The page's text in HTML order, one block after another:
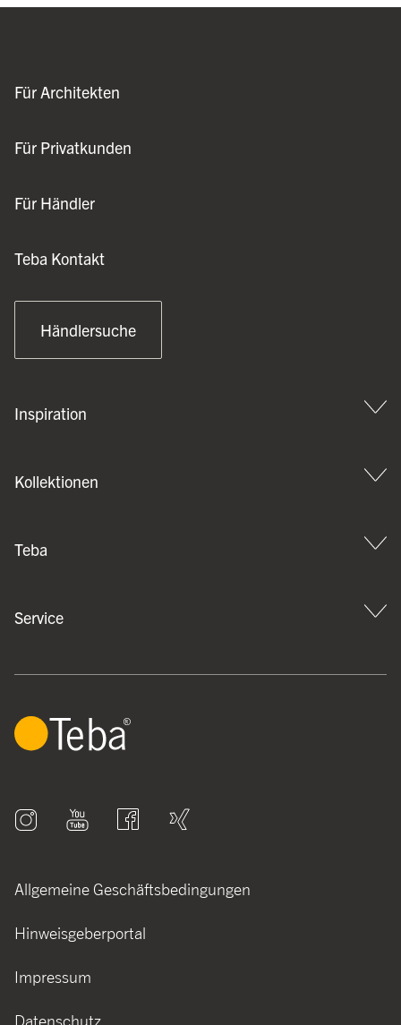
Für Architekten
Für Privatkunden
Für Händler
Teba Kontakt
Händlersuche
Inspiration
Kollektionen
Teba
Service
Allgemeine Geschäftsbedingungen
Hinweisgeberportal
Impressum